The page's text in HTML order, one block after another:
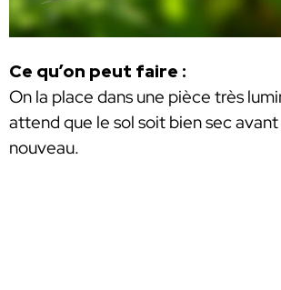
Ce qu’on peut faire :
On la place dans une pièce très
attend que le sol soit bien sec avant
nouveau.